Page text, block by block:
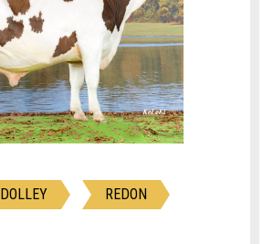
DOLLEY REDON